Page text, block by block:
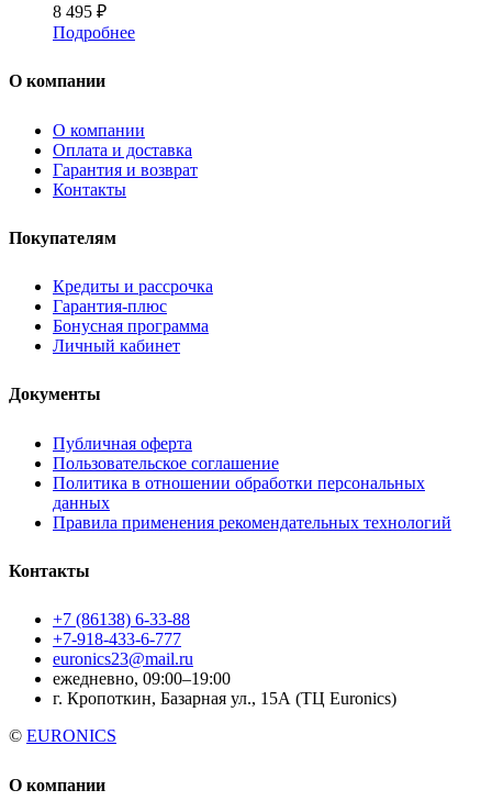
8 495 ₽
Подробнее
О компании
О компании
Оплата и доставка
Гарантия и возврат
Контакты
Покупателям
Кредиты и рассрочка
Гарантия-плюс
Бонусная программа
Личный кабинет
Документы
Публичная оферта
Пользовательское соглашение
Политика в отношении обработки персональных
данных
Правила применения рекомендательных технологий
Контакты
+7 (86138) 6-33-88
+7-918-433-6-777
euronics23@mail.ru
ежедневно, 09:00–19:00
г. Кропоткин, Базарная ул., 15А (ТЦ Euronics)
© EURONICS
О компании